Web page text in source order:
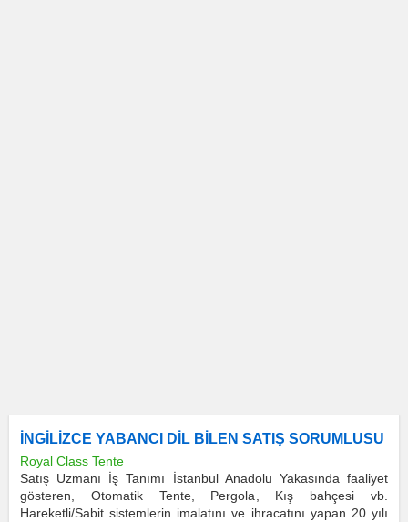
İNGİLİZCE YABANCI DİL BİLEN SATIŞ SORUMLUSU
Royal Class Tente
Satış Uzmanı İş Tanımı İstanbul Anadolu Yakasında faaliyet
gösteren, Otomatik Tente, Pergola, Kış bahçesi vb.
Hareketli/Sabit sistemlerin imalatını ve ihracatını yapan 20 yılı